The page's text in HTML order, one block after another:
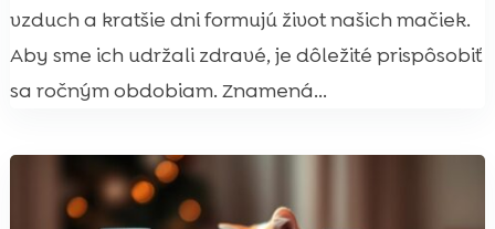
vzduch a kratšie dni formujú život našich mačiek.
Aby sme ich udržali zdravé, je dôležité prispôsobiť
sa ročným obdobiam. Znamená...